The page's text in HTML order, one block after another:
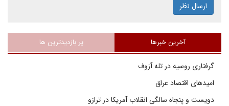
ارسال نظر
آخرین خبرها پر بازدیدترین ها
گرفتاری روسیه در تله آزوف
امیدهای اقتصاد عراق
دویست و پنجاه سالگی انقلاب آمریکا در ترازو